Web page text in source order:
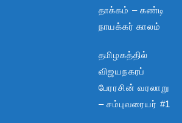
தாக்கம் – கண்டி
நாயக்கர் காலம்
தமிழகத்தில்
விஜயநகரப்
பேரரசின் வரலாறு
– சம்புவரையர் #1